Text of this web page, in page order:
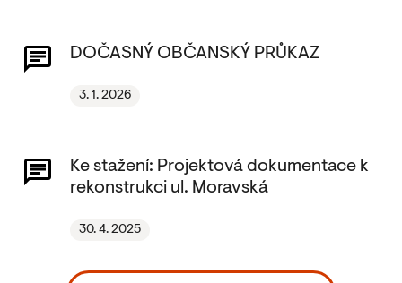
DOČASNÝ OBČANSKÝ PRŮKAZ
3. 1. 2026
Ke stažení: Projektová dokumentace k
rekonstrukci ul. Moravská
30. 4. 2025